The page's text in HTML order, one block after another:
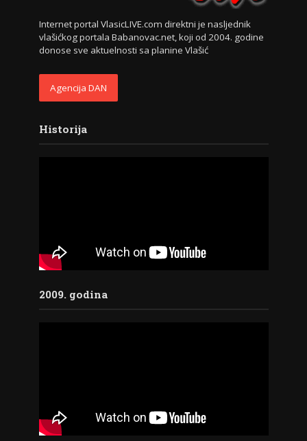
Internet portal VlasicLIVE.com direktni je nasljednik
vlašićkog portala Babanovac.net, koji od 2004. godine
donose sve aktuelnosti sa planine Vlašić
Agencija DAN
Historija
2009. godina